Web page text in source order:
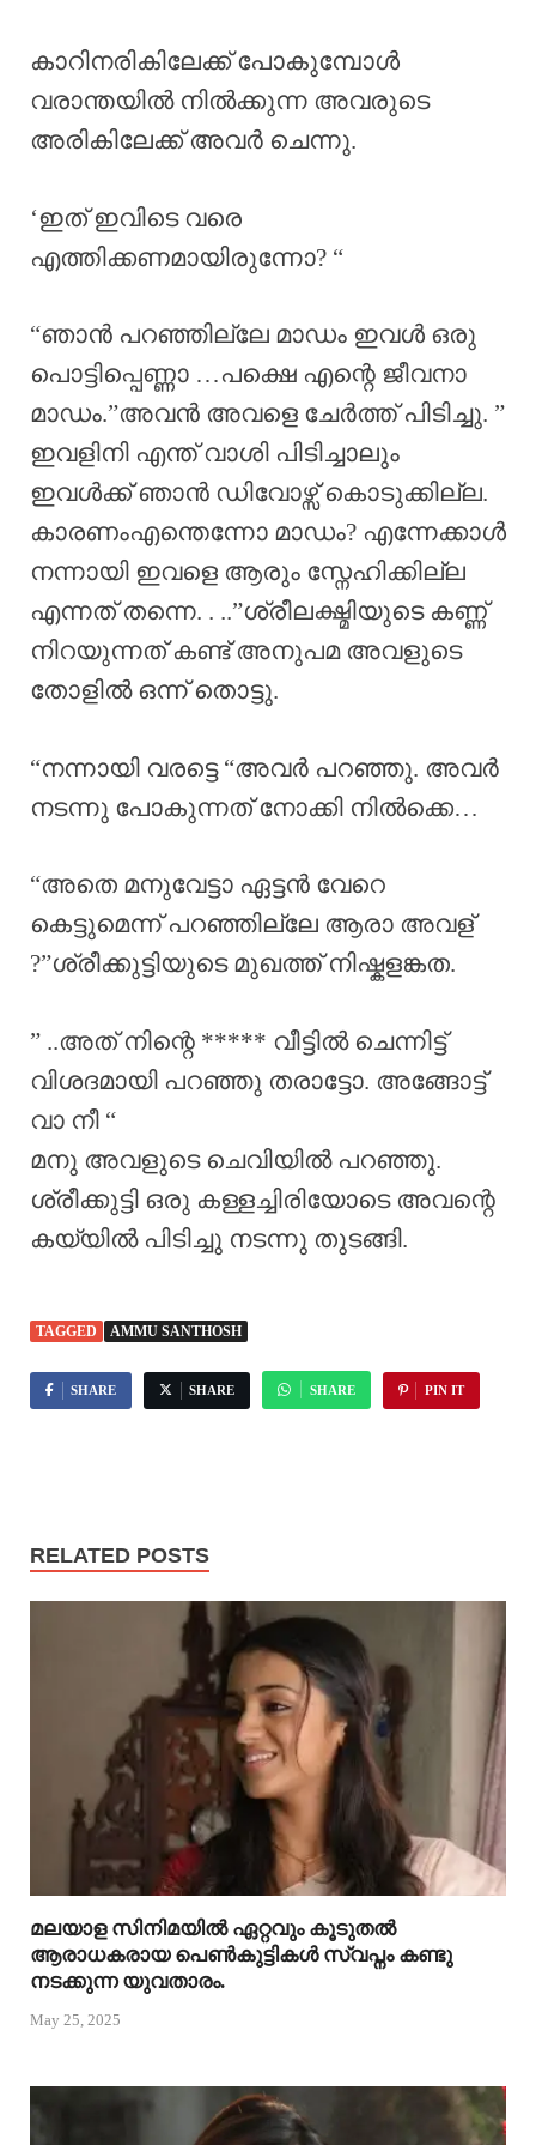
കാറിനരികിലേക്ക് പോകുമ്പോൾ
വരാന്തയിൽ നിൽക്കുന്ന അവരുടെ
അരികിലേക്ക് അവർ ചെന്നു.
‘ഇത് ഇവിടെ വരെ
എത്തിക്കണമായിരുന്നോ? “
“ഞാൻ പറഞ്ഞില്ലേ മാഡം ഇവൾ ഒരു
പൊട്ടിപ്പെണ്ണാ …പക്ഷെ എന്റെ ജീവനാ
മാഡം.”അവൻ അവളെ ചേർത്ത് പിടിച്ചു. ”
ഇവളിനി എന്ത് വാശി പിടിച്ചാലും
ഇവൾക്ക് ഞാൻ ഡിവോഴ്സ് കൊടുക്കില്ല.
കാരണംഎന്തെന്നോ മാഡം? എന്നേക്കാൾ
നന്നായി ഇവളെ ആരും സ്നേഹിക്കില്ല
എന്നത് തന്നെ. . ..”ശ്രീലക്ഷ്മിയുടെ കണ്ണ്
നിറയുന്നത് കണ്ട് അനുപമ അവളുടെ
തോളിൽ ഒന്ന് തൊട്ടു.
“നന്നായി വരട്ടെ “അവർ പറഞ്ഞു. അവർ
നടന്നു പോകുന്നത് നോക്കി നിൽക്കെ…
“അതെ മനുവേട്ടാ ഏട്ടൻ വേറെ
കെട്ടുമെന്ന് പറഞ്ഞില്ലേ ആരാ അവള്
?”ശ്രീക്കുട്ടിയുടെ മുഖത്ത് നിഷ്കളങ്കത.
” ..അത് നിന്റെ ***** വീട്ടിൽ ചെന്നിട്ട്
വിശദമായി പറഞ്ഞു തരാട്ടോ. അങ്ങോട്ട്
വാ നീ “
മനു അവളുടെ ചെവിയിൽ പറഞ്ഞു.
ശ്രീക്കുട്ടി ഒരു കള്ളച്ചിരിയോടെ അവന്റെ
കയ്യിൽ പിടിച്ചു നടന്നു തുടങ്ങി.
TAGGED AMMU SANTHOSH
SHARE SHARE SHARE PIN IT
RELATED POSTS
മലയാള സിനിമയിൽ ഏറ്റവും കൂടുതൽ
ആരാധകരായ പെൺകുട്ടികൾ സ്വപ്നം കണ്ടു
നടക്കുന്ന യുവതാരം.
May 25, 2025